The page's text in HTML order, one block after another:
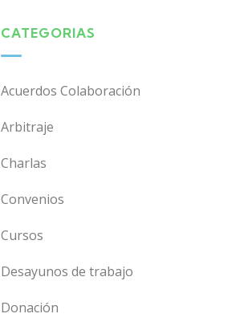
CATEGORIAS
Acuerdos Colaboración
Arbitraje
Charlas
Convenios
Cursos
Desayunos de trabajo
Donación